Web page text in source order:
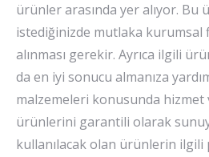
ürünler arasında yer alıyor.
istediğinizde mutlaka kurumsal
alınması gerekir. Ayrıca ilgili
da en iyi sonucu almanıza
malzemeleri konusunda hizmet
ürünlerini garantili olarak
kullanılacak olan ürünlerin ilgili